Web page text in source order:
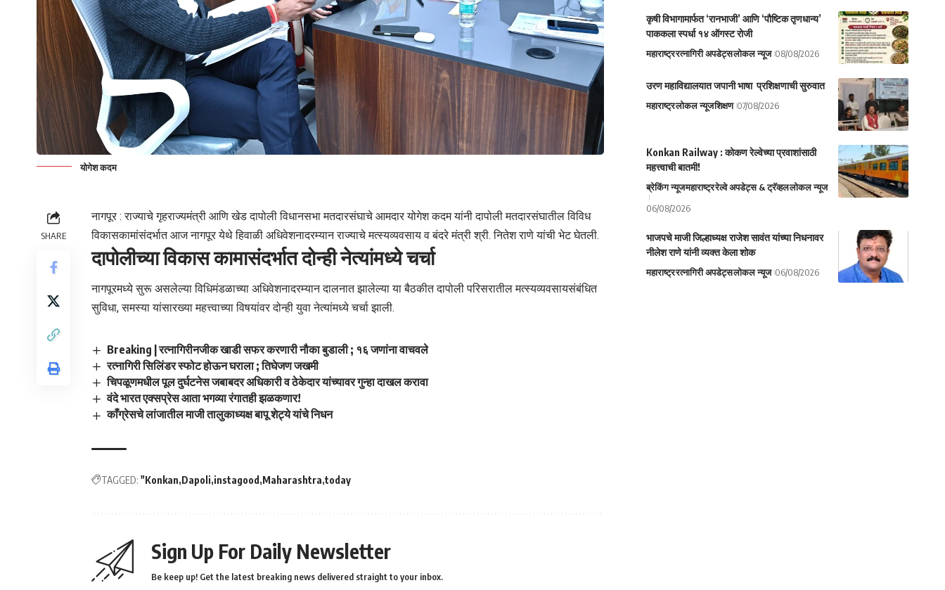
योगेश कदम
SHARE
नागपूर : राज्याचे गृहराज्यमंत्री आणि खेडदापोलीविधानसभा मतदारसंघाचे आमदार योगेश कदम यांनी दापोली मतदारसंघातील विविध
विकासकामांसंदर्भात आज नागपूर येथे हिवाळी अधिवेशनादरम्यान राज्याचे मत्स्यव्यवसाय व बंदरे मंत्री श्री. नितेश राणे यांची भेट घेतली.
दापोलीच्या विकास कामासंदर्भात दोन्ही नेत्यांमध्ये चर्चा
नागपूरमध्ये सुरू असलेल्या विधिमंडळाच्या अधिवेशनादरम्यान दालनात झालेल्या या बैठकीत दापोली परिसरातील मत्स्यव्यवसायसंबंधित
सुविधा, समस्या यांसारख्या महत्त्वाच्या विषयांवर दोन्ही युवा नेत्यांमध्ये चर्चा झाली.
Breaking | रत्नागिरीनजीक खाडी सफर करणारी नौका बुडाली ; १६ जणांना वाचवले
रत्नागिरी सिलिंडर स्फोट होऊन घराला ; तिघेजण जखमी
चिपळूणमधील पूल दुर्घटनेस जबाबदर अधिकारी व ठेकेदार यांच्यावर गुन्हा दाखल करावा
वंदे भारत एक्सप्रेस आता भगव्या रंगातही झळकणार!
काँग्रेसचे लांजातील माजी तालुकाध्यक्ष बापू शेट्ये यांचे निधन
TAGGED: "Konkan Dapoli instagood Maharashtra today
Sign Up For Daily Newsletter
Be keep up! Get the latest breaking news delivered straight to your inbox.
कृषी विभागामार्फत ‘रानभाजी’ आणि ‘पौष्टिक तृणधान्य’
पाककला स्पर्धा १४ ऑगस्ट रोजी
महाराष्ट्ररत्नागिरी अपडेट्सलोकल न्यूज 08/08/2026
उरण महाविद्यालयात जपानी भाषा प्रशिक्षणाची सुरुवात
महाराष्ट्रलोकल न्यूजशिक्षण 07/08/2026
Konkan Railway : कोकण रेल्वेच्या प्रवाशांसाठी
महत्त्वाची बातमी!
ब्रेकिंग न्यूजमहाराष्ट्ररेल्वे अपडेट्स & ट्रॅव्हललोकल न्यूज
06/08/2026
भाजपचे माजी जिल्हाध्यक्ष राजेश सावंत यांच्या निधनावर
नीलेश राणे यांनी व्यक्त केला शोक
महाराष्ट्ररत्नागिरी अपडेट्सलोकल न्यूज 06/08/2026